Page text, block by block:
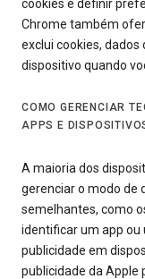
cookies e definir
Chrome também
exclui cookies, dados
dispositivo quando
COMO GERENCIAR
APPS E
A maioria dos
gerenciar o modo de
semelhantes, como
identificar um app ou
publicidade em
publicidade da Apple